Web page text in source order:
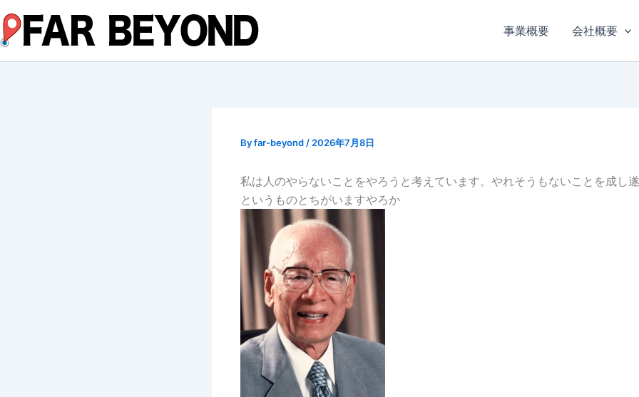
容
を
ス
事業概要 会社概要
Byfar-beyond / 2026年7月8日
私は人のやらないことをやろうと考えています。やれそうもないことを成し
というものとちがいますやろか